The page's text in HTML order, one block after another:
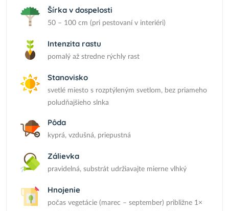
Šírka v dospelosti
50 – 100 cm (pri pestovaní v interiéri)
Intenzita rastu
pomalý až stredne rýchly rast
Stanovisko
svetlé miesto s rozptýleným svetlom, bez priameho
poludňajšieho slnka
Pôda
kyprá, vzdušná, priepustná
Zálievka
pravidelná, substrát udržiavajte mierne vlhký
Hnojenie
počas vegetácie (marec – september) približne 1×